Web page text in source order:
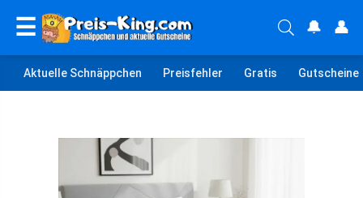
☰ 🔔 👤
Aktuelle Schnäppchen Preisfehler Gratis Gutscheine